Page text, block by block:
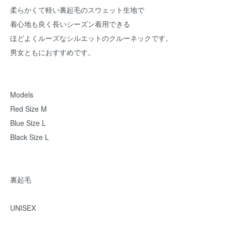
柔らかくて軽い裏起毛のスウェット生地で
着心地も良く長いシーズン着用できる
ほどよくルーズなシルエットのクルーネックです。
男女ともにおすすめです。
Models
Red Size M
Blue Size L
Black Size L
裏起毛
UNISEX